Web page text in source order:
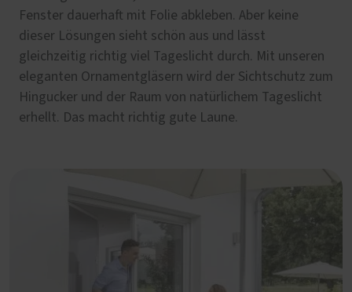
Fenster dauerhaft mit Folie abkleben. Aber keine
dieser Lösungen sieht schön aus und lässt
gleichzeitig richtig viel Tageslicht durch. Mit unseren
eleganten Ornamentgläsern wird der Sichtschutz zum
Hingucker und der Raum von natürlichem Tageslicht
erhellt. Das macht richtig gute Laune.